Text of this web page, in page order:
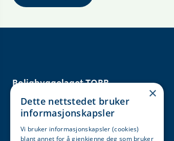
Boligbyggelaget TOBB
7011 Trondheim
Åpningstider
×
Dette nettstedet bruker
informasjonskapsler
Vi bruker informasjonskapsler (cookies)
blant annet for å gjenkjenne deg som bruker